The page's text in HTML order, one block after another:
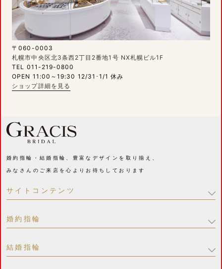
〒060-0003
札幌市中央区北3条西2丁目2番地1号 NX札幌ビル1F
TEL 011-219-0800
OPEN 11:00～19:30 12/31･1/1 休み
ショップ詳細を見る
婚約指輪・結婚指輪、豊富なデザインを取り揃え、
みなさんのご来店を心よりお待ちしております
サイトコンテンツ
婚約指輪
結婚指輪